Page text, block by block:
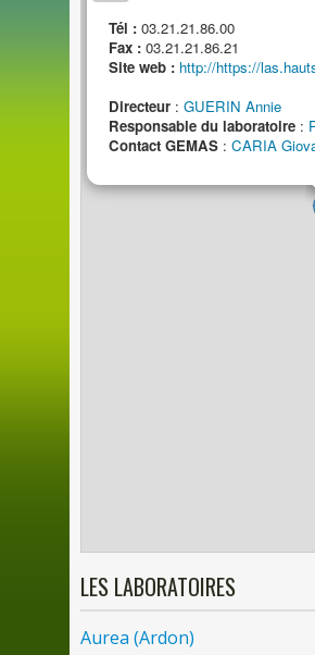
Tél : 03.21.21.86.00
Fax : 03.21.21.86.21
Site web : http://https://
Directeur : GUERIN Annie
Responsable du laboratoire :
Contact GEMAS : CARIA
LES LABORATOIRES
Aurea (Ardon)